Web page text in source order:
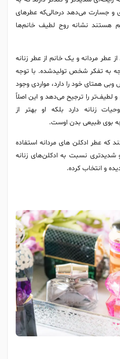
و جسارت می‌دهد درحالی‌که عطرهای
هستند نشانه روح لطیف خانم‌ها
مردانه و یک خانم از عطر زنانه
به تفکر شخص تولیدشده. با توجه
همتای خود را دارد، مواردی وجود
و لطیف‌تر را ترجیح می‌دهد و این اصلاً
زنانه دارد بلکه او بهتر از
بوی طبیعی بدن اوست.
که عطر ادکلن های مردانه استفاده
و شدیدتری نسبت به ادکلن‌های زنانه
و انتخاب کرده.